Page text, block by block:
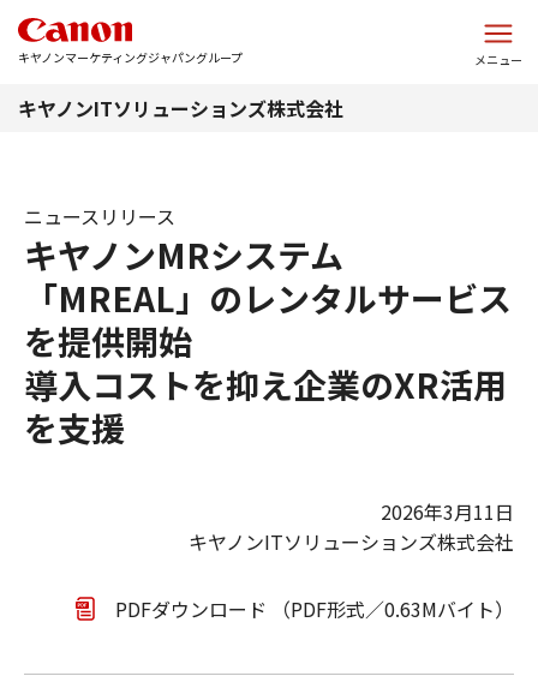
キヤノンマーケティングジャパングループ メニュー
キヤノンITソリューションズ株式会社
キヤノンMRシステム
「MREAL」のレンタルサービス
を提供開始
導入コストを抑え企業のXR活用
を支援
ニュースリリース
2026年3月11日
キヤノンITソリューションズ株式会社
PDFダウンロード （PDF形式／0.63Mバイト）